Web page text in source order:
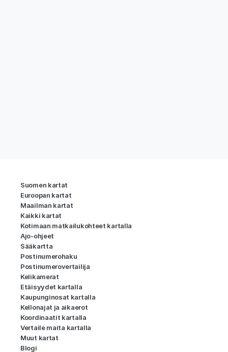
Suomen kartat
Euroopan kartat
Maailman kartat
Kaikki kartat
Kotimaan matkailukohteet kartalla
Ajo-ohjeet
Sääkartta
Postinumerohaku
Postinumerovertailija
Kelikamerat
Etäisyydet kartalla
Kaupunginosat kartalla
Kellonajat ja aikaerot
Koordinaatit kartalla
Vertaile maita kartalla
Muut kartat
Blogi